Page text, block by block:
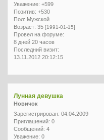
Уважение: +599
Позитив: +530
Пол: Мужской
Возраст: 35 [1991-01-15]
Провел на форуме:
8 дней 20 часов
Последний визит:
13.11.2012 20:12:15
Лунная девушка
Новичок
Зарегистрирован: 04.04.2009
Приглашений: 0
Сообщений: 4
Уважение: 0